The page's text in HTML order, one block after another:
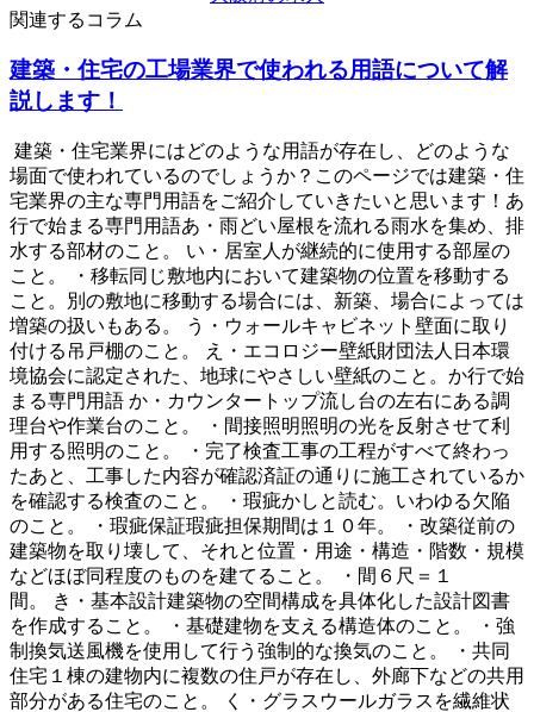
関連するコラム
建築・住宅の工場業界で使われる用語について解
説します！
建築・住宅業界にはどのような用語が存在し、どのような
場面で使われているのでしょうか？このページでは建築・住
宅業界の主な専門用語をご紹介していきたいと思います！あ
行で始まる専門用語あ・雨どい屋根を流れる雨水を集め、排
水する部材のこと。 い・居室人が継続的に使用する部屋の
こと。 ・移転同じ敷地内において建築物の位置を移動する
こと。別の敷地に移動する場合には、新築、場合によっては
増築の扱いもある。 う・ウォールキャビネット壁面に取り
付ける吊戸棚のこと。 え・エコロジー壁紙財団法人日本環
境協会に認定された、地球にやさしい壁紙のこと。か行で始
まる専門用語 か・カウンタートップ流し台の左右にある調
理台や作業台のこと。 ・間接照明照明の光を反射させて利
用する照明のこと。 ・完了検査工事の工程がすべて終わっ
たあと、工事した内容が確認済証の通りに施工されているか
を確認する検査のこと。 ・瑕疵かしと読む。いわゆる欠陥
のこと。 ・瑕疵保証瑕疵担保期間は１０年。 ・改築従前の
建築物を取り壊して、それと位置・用途・構造・階数・規模
などほぼ同程度のものを建てること。 ・間６尺＝１
間。 き・基本設計建築物の空間構成を具体化した設計図書
を作成すること。 ・基礎建物を支える構造体のこと。 ・強
制換気送風機を使用して行う強制的な換気のこと。 ・共同
住宅１棟の建物内に複数の住戸が存在し、外廊下などの共用
部分がある住宅のこと。 く・グラスウールガラスを繊維状